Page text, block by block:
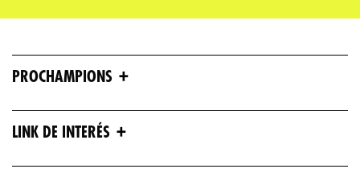
PROCHAMPIONS +
LINK DE INTERÉS +